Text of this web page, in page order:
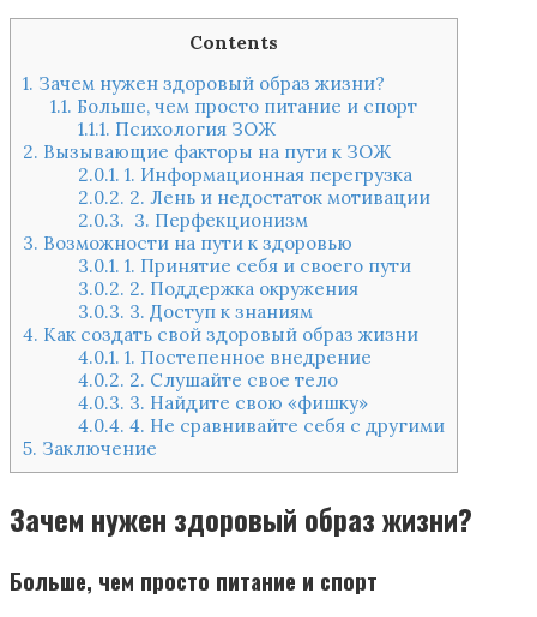
Contents
1. Зачем нужен здоровый образ жизни?
1.1. Больше, чем просто питание и спорт
1.1.1. Психология ЗОЖ
2. Вызывающие факторы на пути к ЗОЖ
2.0.1. 1. Информационная перегрузка
2.0.2. 2. Лень и недостаток мотивации
2.0.3. 3. Перфекционизм
3. Возможности на пути к здоровью
3.0.1. 1. Принятие себя и своего пути
3.0.2. 2. Поддержка окружения
3.0.3. 3. Доступ к знаниям
4. Как создать свой здоровый образ жизни
4.0.1. 1. Постепенное внедрение
4.0.2. 2. Слушайте свое тело
4.0.3. 3. Найдите свою «фишку»
4.0.4. 4. Не сравнивайте себя с другими
5. Заключение
Зачем нужен здоровый образ жизни?
Больше, чем просто питание и спорт